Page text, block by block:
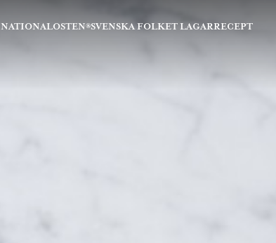
RECEPT
SVENSKA FOLKET LAGAR
NATIONALOSTEN®